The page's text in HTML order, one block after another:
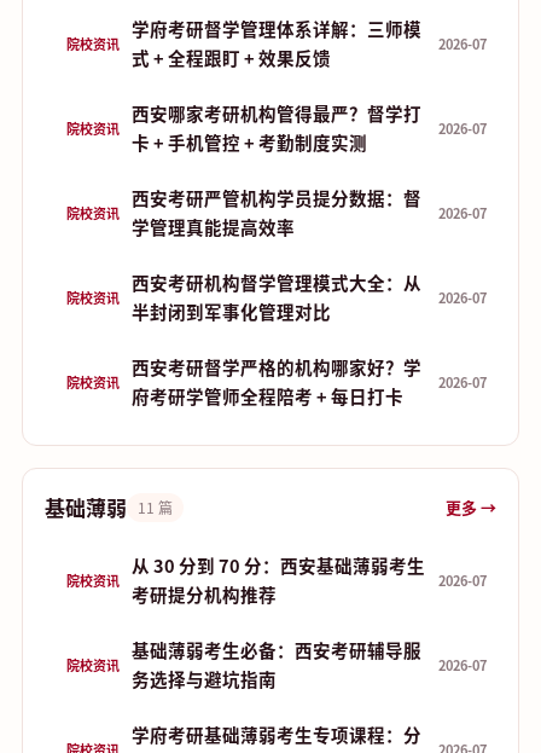
院校资讯
学府考研督学管理体系详解：三师模
式 + 全程跟盯 + 效果反馈
2026-07
院校资讯
西安哪家考研机构管得最严？督学打
卡 + 手机管控 + 考勤制度实测
2026-07
院校资讯
西安考研严管机构学员提分数据：督
学管理真能提高效率
2026-07
院校资讯
西安考研机构督学管理模式大全：从
半封闭到军事化管理对比
2026-07
院校资讯
西安考研督学严格的机构哪家好？学
府考研学管师全程陪考 + 每日打卡
2026-07
基础薄弱 11 篇 更多 →
院校资讯
从 30 分到 70 分：西安基础薄弱考生
考研提分机构推荐
2026-07
院校资讯
基础薄弱考生必备：西安考研辅导服
务选择与避坑指南
2026-07
学府考研基础薄弱考生专项课程：分